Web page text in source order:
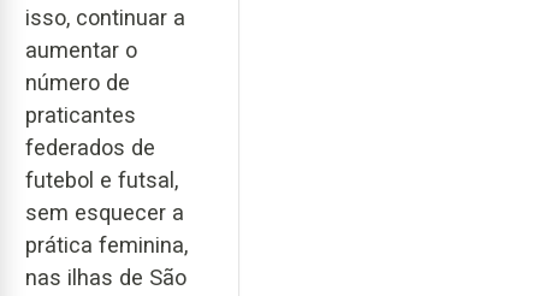
isso, continuar a
aumentar o
número de
praticantes
federados de
futebol e futsal,
sem esquecer a
prática feminina,
nas ilhas de São